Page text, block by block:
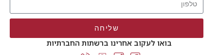
שליחה
בואו לעקוב אחרינו ברשתות החברתיות